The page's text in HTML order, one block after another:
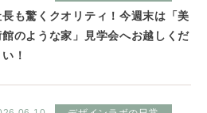
長も驚くクオリティ！今週末は「美
館のような家」見学会へお越しくだ
！